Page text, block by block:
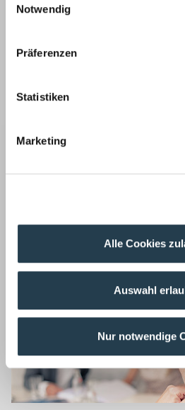
Informationen zu von uns und
Technologien sowie zum
Notwendig
Präferenzen
Statistiken
Marketing
Alle Cookies
Auswahl
Nur notwendige
Zurück
Unsere Mitarbeiter befassen
laufend mit aktuellen Themen aus
Unsere Wirtschaftsprüfer prüfen
und Kontrollsysteme, achten auf
haben aktuelle Entscheidungen
Steuerberatung ›